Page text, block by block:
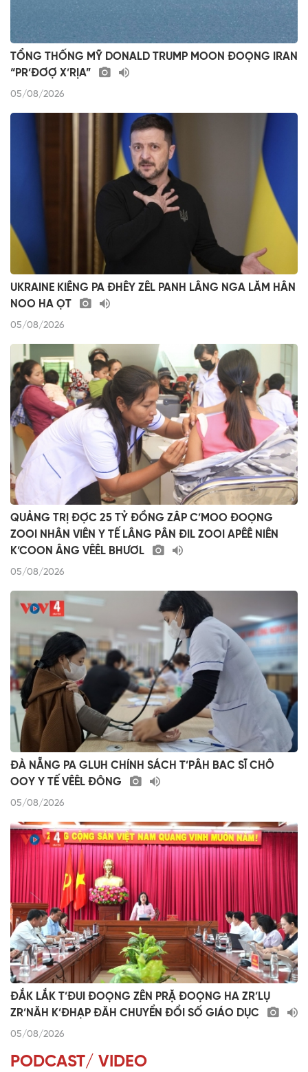
TỔNG THỐNG MỸ DONALD TRUMP MOON ĐOỌNG IRAN
“PR’ĐƠỢ X’RỊA”
05/08/2026
UKRAINE KIÊNG PA ĐHÊY ZÊL PANH LÂNG NGA LĂM HÂN
NOO HA ỌT
05/08/2026
QUẢNG TRỊ ĐỢC 25 TỶ ĐỒNG ZÂP C’MOO ĐOỌNG
ZOOI NHÂN VIÊN Y TẾ LÂNG PÂN ĐIL ZOOI APÊÊ NIÊN
K’COON ÂNG VÊÊL BHƯƠL
05/08/2026
ĐÀ NẴNG PA GLUH CHÍNH SÁCH T’PÂH BAC SĨ CHÔ
OOY Y TẾ VÊÊL ĐÔNG
05/08/2026
ĐẮK LẮK T’ĐUI ĐOỌNG ZÊN PRẶ ĐOỌNG HA ZR’LỤ
ZR’NĂH K’ĐHẠP ĐĂH CHUYỂN ĐỔI SỐ GIÁO DỤC
05/08/2026
PODCAST/ VIDEO